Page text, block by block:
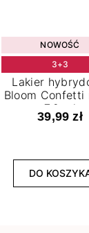
NOWOŚĆ
3+3
Lakier
Bloom Confetti
7,2 ml
39,99 zł
DO